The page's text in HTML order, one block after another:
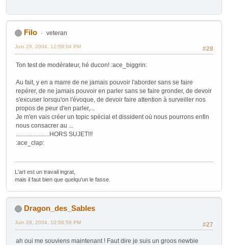
Filo veteran
#28
Juin 29, 2004, 12:59:04 PM
Ton test de modérateur, hé ducon! :ace_biggrin:
Au fait, y en a marre de ne jamais pouvoir l'aborder sans se faire
repérer, de ne jamais pouvoir en parler sans se faire gronder, de devoir
s'excuser lorsqu'on l'évoque, de devoir faire attention à surveiller nos
propos de peur d'en parler,...
Je m'en vais créer un topic spécial et dissident où nous pourrons enfin
nous consacrer au ...
......................HORS SUJET!!!
:ace_clap:
L'art est un travail ingrat,
mais il faut bien que quelqu'un le fasse.
Dragon_des_Sables
#27
Juin 28, 2004, 10:58:59 PM
ah oui me souviens maintenant ! Faut dire je suis un groos newbie